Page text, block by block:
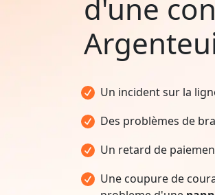
d'une
Un incident sur la
Des problèmes de
Un retard de
Une coupure de